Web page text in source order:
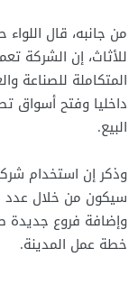
من جانبه، قال
للأثاث، إن الشركة
المتكاملة للصناعة
داخليا وفتح أسواق
البيع.
وذكر إن استخدام
سيكون من خلال عدد
وإضافة فروع
خطة عمل المدينة.